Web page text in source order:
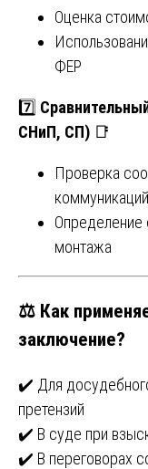
Оценка
ФЕР
7️⃣
СНиП, СП) 📑
Проверка
Определение
монтажа
⚖️ Как
заключение?
✔️ Для
претензий
✔️ В суде при
✔️ В переговорах